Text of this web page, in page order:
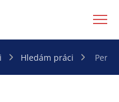
Hledám práci